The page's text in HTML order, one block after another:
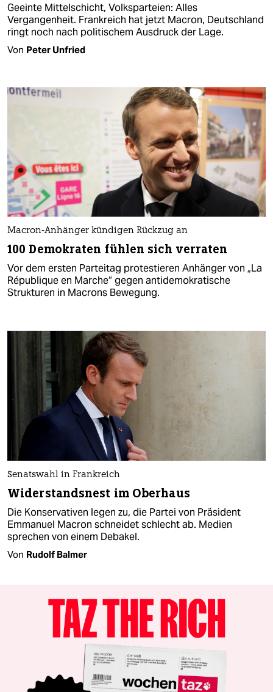
Geeinte Mittelschicht, Volksparteien: Alles
Vergangenheit. Frankreich hat jetzt Macron, Deutschland
ringt noch nach politischem Ausdruck der Lage.
Von Peter Unfried
Macron-Anhänger kündigen Rückzug an
100 Demokraten fühlen sich verraten
Vor dem ersten Parteitag protestieren Anhänger von „La
République en Marche“ gegen antidemokratische
Strukturen in Macrons Bewegung.
Senatswahl in Frankreich
Widerstandsnest im Oberhaus
Die Konservativen legen zu, die Partei von Präsident
Emmanuel Macron schneidet schlecht ab. Medien
sprechen von einem Debakel.
Von Rudolf Balmer